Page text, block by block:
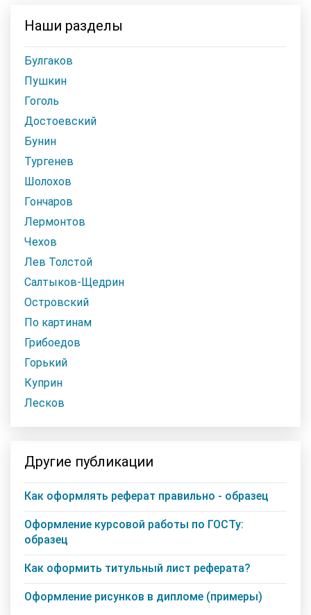
Наши разделы
Булгаков
Пушкин
Гоголь
Достоевский
Бунин
Тургенев
Шолохов
Гончаров
Лермонтов
Чехов
Лев Толстой
Салтыков-Щедрин
Островский
По картинам
Грибоедов
Горький
Куприн
Лесков
Другие публикации
Как оформлять реферат правильно - образец
Оформление курсовой работы по ГОСТу:
образец
Как оформить титульный лист реферата?
Оформление рисунков в дипломе (примеры)